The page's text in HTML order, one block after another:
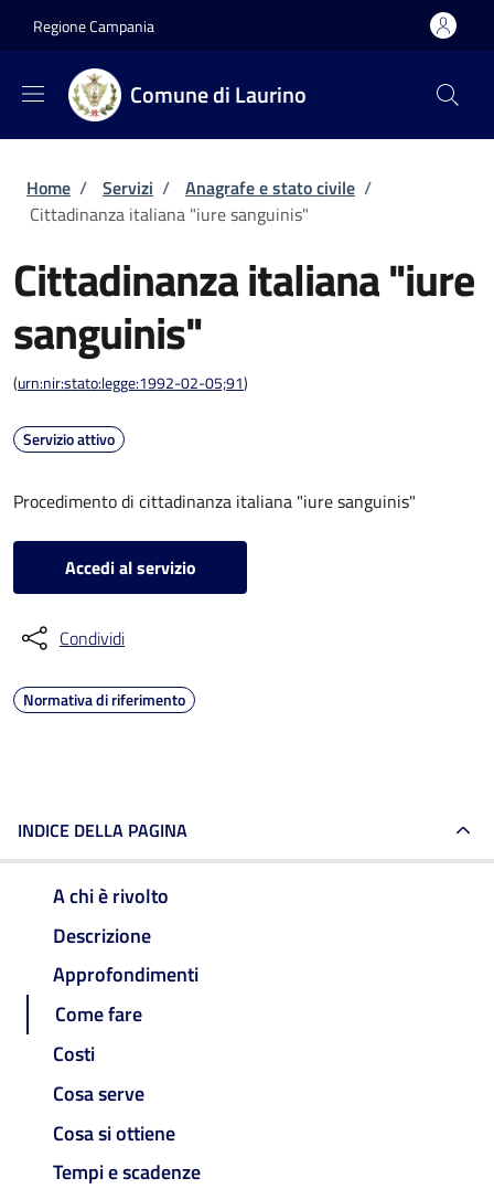
Regione Campania
Comune di Laurino
Briciole di pane
Home / Servizi / Anagrafe e stato civile /
Cittadinanza italiana "iure sanguinis"
Cittadinanza italiana "iure
sanguinis"
(urn:nir:stato:legge:1992-02-05;91)
Servizio attivo
Procedimento di cittadinanza italiana "iure sanguinis"
Accedi al servizio
Condividi
Normativa di riferimento
INDICE DELLA PAGINA
A chi è rivolto
Descrizione
Approfondimenti
Come fare
Costi
Cosa serve
Cosa si ottiene
Tempi e scadenze